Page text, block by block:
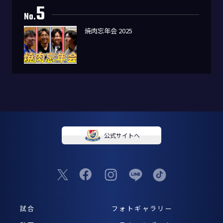
No.5
焼肉忘年会 2025
公式サイトへ
試合
フォトギャラリー